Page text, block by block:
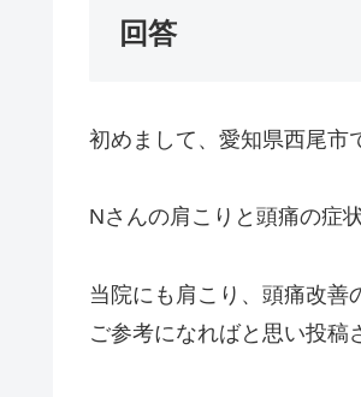
回答
初めまして、愛知県西尾市
Nさんの肩こりと頭痛の症
当院にも肩こり、頭痛改善
ご参考になればと思い投稿